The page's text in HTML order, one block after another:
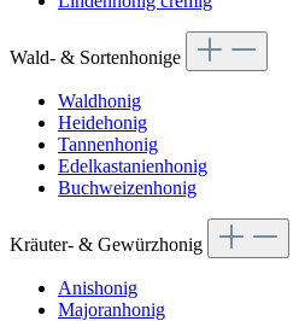
Wald- & Sortenhonige
Waldhonig
Heidehonig
Tannenhonig
Edelkastanienhonig
Buchweizenhonig
Kräuter- & Gewürzhonig
Anishonig
Majoranhonig